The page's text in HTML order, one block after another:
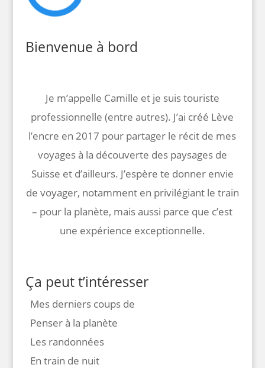
Bienvenue à bord
Je m’appelle Camille et je suis touriste
professionnelle (entre autres). J’ai créé Lève
l’encre en 2017 pour partager le récit de mes
voyages à la découverte des paysages de
Suisse et d’ailleurs. J’espère te donner envie
de voyager, notamment en privilégiant le train
– pour la planète, mais aussi parce que c’est
une expérience exceptionnelle.
Ça peut t’intéresser
Mes derniers coups de
Penser à la planète
Les randonnées
En train de nuit